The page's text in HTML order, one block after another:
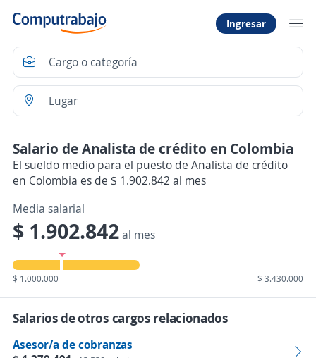
Ingresar
Salario de Analista de crédito en Colombia
El sueldo medio para el puesto de Analista de crédito
en Colombia es de $ 1.902.842 al mes
Media salarial
$ 1.902.842al mes
$ 1.000.000 $ 3.430.000
Salarios de otros cargos relacionados
Asesor/a de cobranzas